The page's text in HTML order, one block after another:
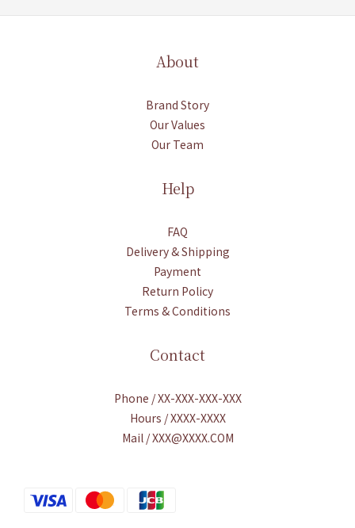
About
Brand Story
Our Values
Our Team
Help
FAQ
Delivery & Shipping
Payment
Return Policy
Terms & Conditions
Contact
Phone / XX-XXX-XXX-XXX
Hours / XXXX-XXXX
Mail / XXX@XXXX.COM